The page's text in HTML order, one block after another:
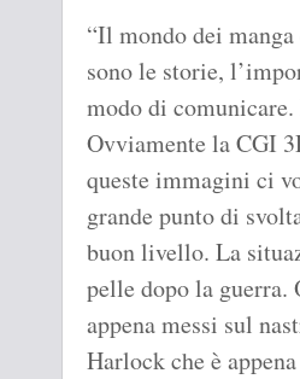
“Il mondo dei
sono le storie,
modo di
Ovviamente la CGI
queste immagini ci
grande punto di
buon livello. La
pelle dopo la guerra.
appena messi sul
Harlock che è